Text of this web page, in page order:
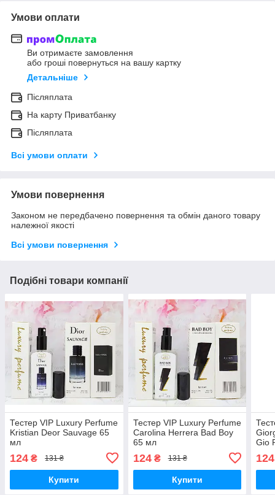
Умови оплати
Ви отримаєте замовлення
або гроші повернуться на вашу картку
Детальніше
Післяплата
На карту Приватбанку
Післяплата
Всі умови оплати
Умови повернення
Законом не передбачено повернення та обмін даного товару
належної якості
Всі умови повернення
Подібні товари компанії
Тестер VIP Luxury Perfume
Kristian Deor Sauvage 65
мл
124 ₴ 131 ₴
Купити
Тестер VIP Luxury Perfume
Carolina Herrera Bad Boy
65 мл
124₴ 131 ₴
Купити
Gio
124